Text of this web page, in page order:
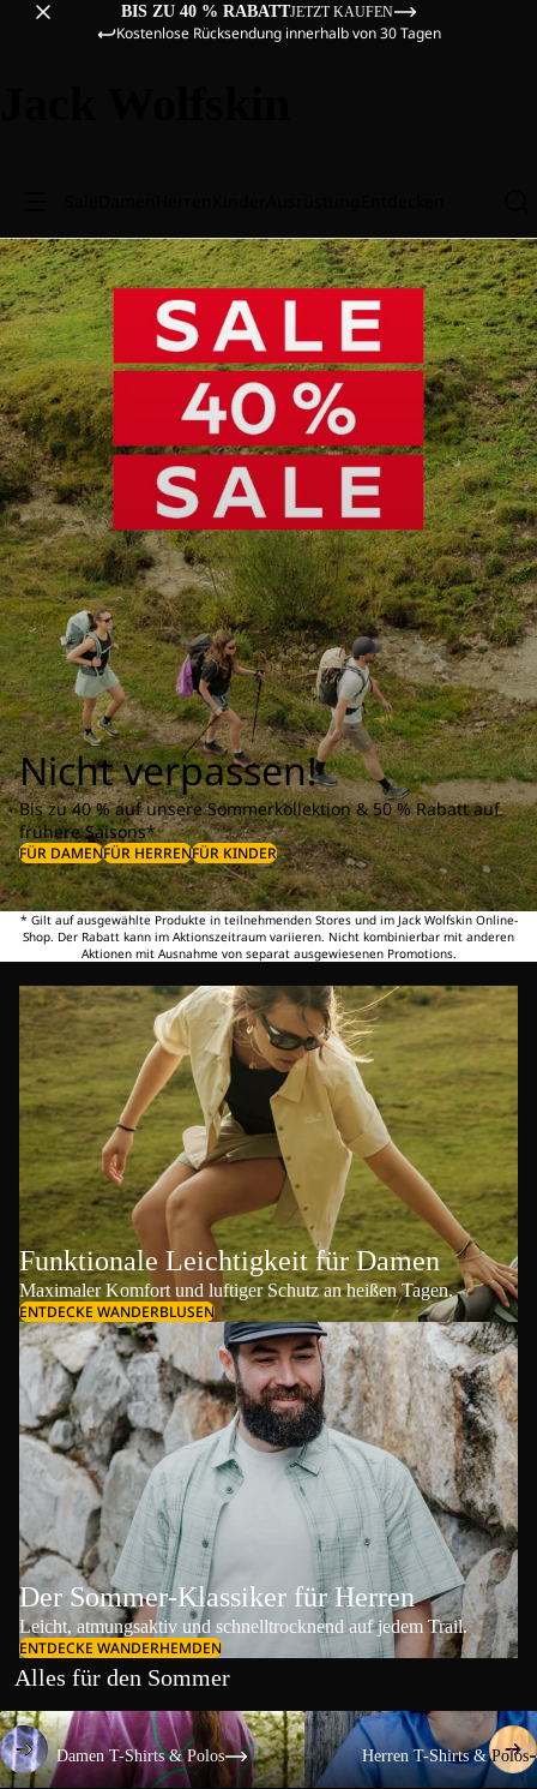
BIS ZU 40 % RABATTJETZT KAUFEN
Kostenlose Rücksendung innerhalb von 30 Tagen
Nicht verpassen!
Bis zu 40 % auf unsere Sommerkollektion & 50 % Rabatt auf
frühere Saisons*
FÜR DAMENFÜR HERRENFÜR KINDER
* Gilt auf ausgewählte Produkte in teilnehmenden Stores und im Jack Wolfskin Online-
Shop. Der Rabatt kann im Aktionszeitraum variieren. Nicht kombinierbar mit anderen
Aktionen mit Ausnahme von separat ausgewiesenen Promotions.
Funktionale Leichtigkeit für Damen
Maximaler Komfort und luftiger Schutz an heißen Tagen.
ENTDECKE WANDERBLUSEN
Der Sommer-Klassiker für Herren
Leicht, atmungsaktiv und schnelltrocknend auf jedem Trail.
ENTDECKE WANDERHEMDEN
Alles für den Sommer
Damen T-Shirts & Polos
Damen T-Shirts & Polos
Herren T-Shirts & Polos
Herren T-Shirts & Polos